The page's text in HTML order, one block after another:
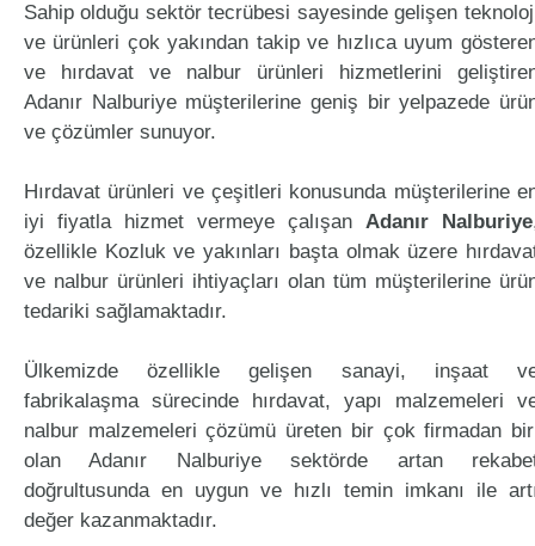
Sahip olduğu sektör tecrübesi sayesinde gelişen
ve ürünleri çok yakından takip ve hızlıca uyum
ve hırdavat ve nalbur ürünleri hizmetlerini
Adanır Nalburiye müşterilerine geniş bir yelpazede
ve çözümler sunuyor.
Hırdavat ürünleri ve çeşitleri konusunda müşterilerine
iyi fiyatla hizmet vermeye çalışan Adanır Nalburiye
özellikle Kozluk ve yakınları başta olmak üzere
ve nalbur ürünleri ihtiyaçları olan tüm müşterilerine
tedariki sağlamaktadır.
Ülkemizde özellikle gelişen sanayi, inşaat
fabrikalaşma sürecinde hırdavat, yapı malzemeleri
nalbur malzemeleri çözümü üreten bir çok firmadan
olan Adanır Nalburiye sektörde artan
doğrultusunda en uygun ve hızlı temin imkanı ile
değer kazanmaktadır.